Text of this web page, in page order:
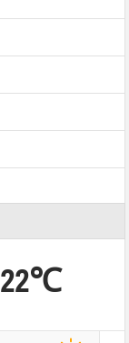
22℃